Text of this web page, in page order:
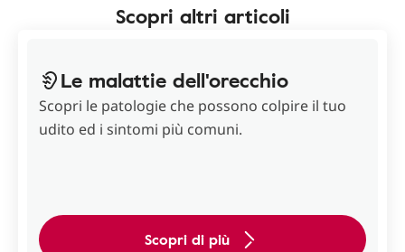
Scopri altri articoli
Le malattie dell'orecchio
Scopri le patologie che possono colpire il tuo
udito ed i sintomi più comuni.
Scopri di più